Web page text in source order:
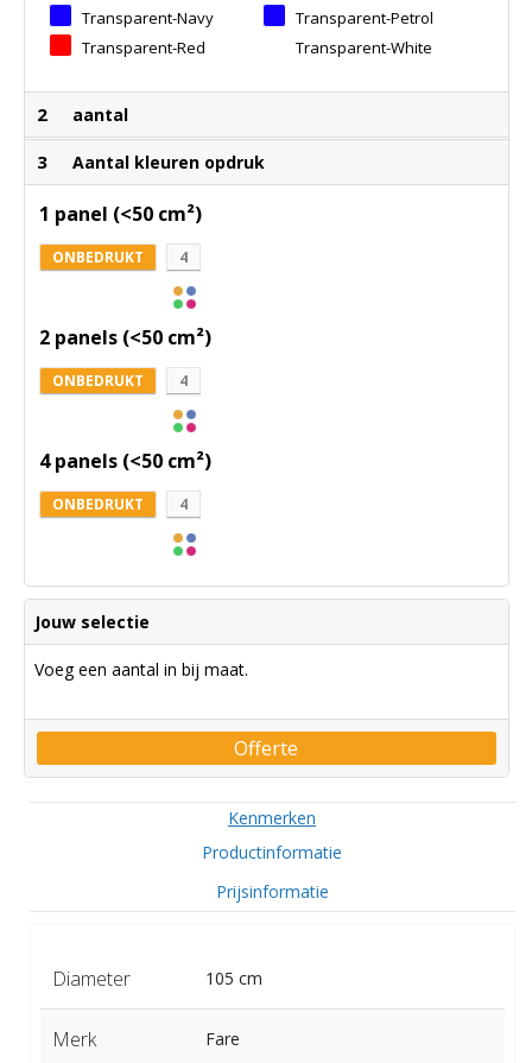
Transparent-Navy
Transparent-Petrol
Transparent-Red
Transparent-White
2 aantal
3 Aantal kleuren opdruk
1 panel (<50 cm²)
ONBEDRUKT 4
2 panels (<50 cm²)
ONBEDRUKT 4
4 panels (<50 cm²)
ONBEDRUKT 4
Jouw selectie
Voeg een aantal in bij maat.
Offerte
Kenmerken
Productinformatie
Prijsinformatie
Diameter 105 cm
Merk Fare